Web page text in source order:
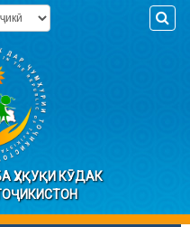
ҲУҚУҚИ КӮДАК